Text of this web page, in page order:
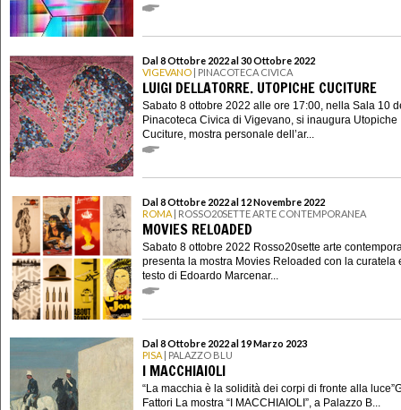
Dal 8 Ottobre 2022 al 30 Ottobre 2022
VIGEVANO | PINACOTECA CIVICA
LUIGI DELLATORRE. UTOPICHE CUCITURE
Sabato 8 ottobre 2022 alle ore 17:00, nella Sala 10
Pinacoteca Civica di Vigevano, si inaugura Utopiche
Cuciture, mostra personale dell’ar...
Dal 8 Ottobre 2022 al 12 Novembre 2022
ROMA | ROSSO20SETTE ARTE CONTEMPORANEA
MOVIES RELOADED
Sabato 8 ottobre 2022 Rosso20sette arte
presenta la mostra Movies Reloaded con la curatela
testo di Edoardo Marcenar...
Dal 8 Ottobre 2022 al 19 Marzo 2023
PISA | PALAZZO BLU
I MACCHIAIOLI
“La macchia è la solidità dei corpi di fronte alla
Fattori La mostra “I MACCHIAIOLI”, a Palazzo B...